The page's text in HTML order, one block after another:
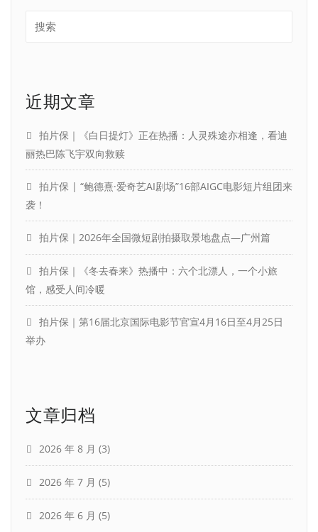
近期文章
拍片保｜《白日提灯》正在热播：人灵殊途亦相逢，看迪
丽热巴陈飞宇双向救赎
拍片保 | “鲍德熹·爱奇艺AI剧场”16部AIGC电影短片组团来
袭！
拍片保｜2026年全国微短剧拍摄取景地盘点—广州篇
拍片保｜《冬去春来》热播中：六个北漂人，一个小旅
馆，感受人间冷暖
拍片保｜第16届北京国际电影节官宣4月16日至4月25日
举办
文章归档
2026 年 8 月 (3)
2026 年 7 月 (5)
2026 年 6 月 (5)